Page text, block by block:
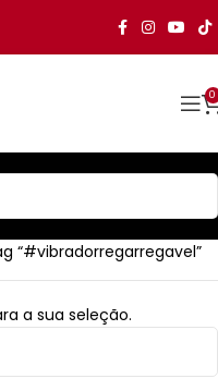
0
“#vibradorregarregavel”
a sua seleção.